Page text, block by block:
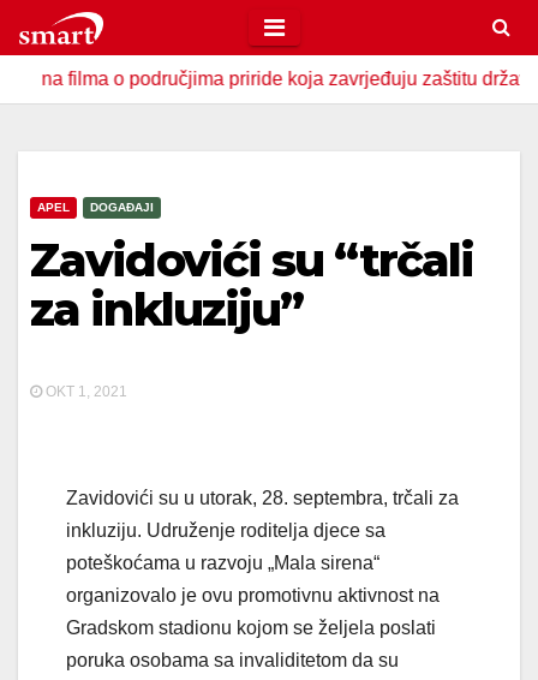
to
contento područjima priride koja zavrjeđuju zaštitu države U
APEL DOGAĐAJI
Zavidovići su “trčali
za inkluziju”
OKT 1, 2021
Zavidovići su u utorak, 28. septembra, trčali za
inkluziju. Udruženje roditelja djece sa
poteškoćama u razvoju „Mala sirena“
organizovalo je ovu promotivnu aktivnost na
Gradskom stadionu kojom se željela poslati
poruka osobama sa invaliditetom da su